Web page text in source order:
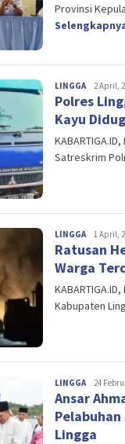
Provinsi
LINGGA Editor
2 April,
Polres
Kayu
Satreskrim
LINGGA Editor
1 April,
Ratusan
Warga
Kabupaten
LINGGA Editor
24
Ansar
Lingga